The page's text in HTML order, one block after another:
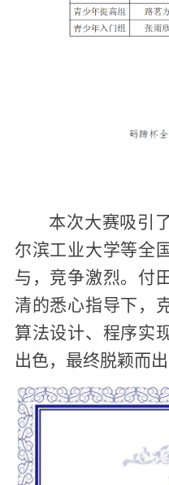
本次大赛吸引
尔滨工业大学等全
与，竞争激烈。付
清的悉心指导下，
算法设计、程序实
出色，最终脱颖而